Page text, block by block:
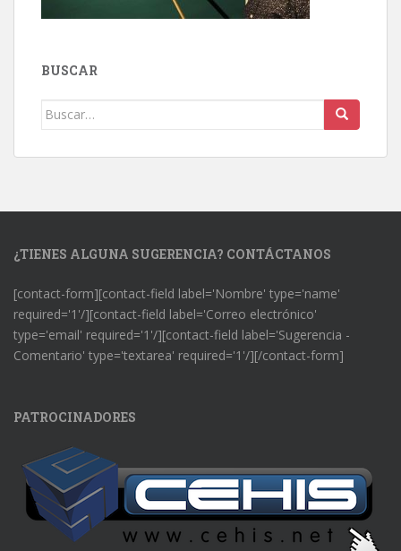
BUSCAR
Buscar:
¿TIENES ALGUNA SUGERENCIA? CONTÁCTANOS
[contact-form][contact-field label='Nombre' type='name'
required='1'/][contact-field label='Correo electrónico'
type='email' required='1'/][contact-field label='Sugerencia -
Comentario' type='textarea' required='1'/][/contact-form]
PATROCINADORES